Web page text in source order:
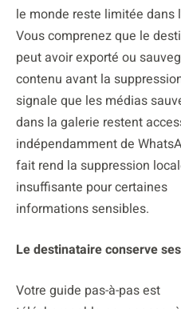
le monde reste limitée dans
Vous comprenez que le
peut avoir exporté ou
contenu avant la
signale que les médias
dans la galerie restent
indépendamment de
fait rend la suppression
insuffisante pour certaines
informations sensibles.
Le destinataire conserve
Votre guide pas-à-pas est